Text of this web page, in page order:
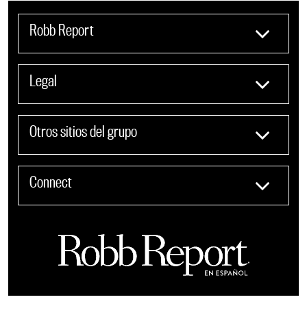
Robb Report
Legal
Otros sitios del grupo
Connect